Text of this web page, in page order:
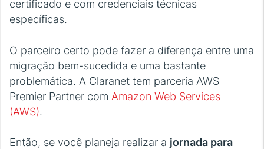
certificado e com credenciais técnicas
específicas.
O parceiro certo pode fazer a diferença entre uma
migração bem-sucedida e uma bastante
problemática. A Claranet tem parceria AWS
Premier Partner com Amazon Web Services
(AWS).
Então, se você planeja realizar a jornada para